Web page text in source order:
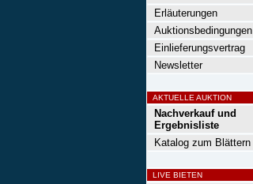
Erläuterungen
Auktionsbedingungen
Einlieferungsvertrag
Newsletter
AKTUELLE AUKTION
Nachverkauf und
Ergebnisliste
Katalog zum Blättern
LIVE BIETEN